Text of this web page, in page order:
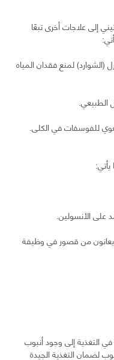
إلى علاجات أخرى تبعًا
لمنع فقدان المياه
الطبيعي.
للفوسفات في الكلى.
على الأنسولين.
يعانون من قصور في وظيفة
التغذية إلى وجود أنبوب
لضمان التغذية الجيدة